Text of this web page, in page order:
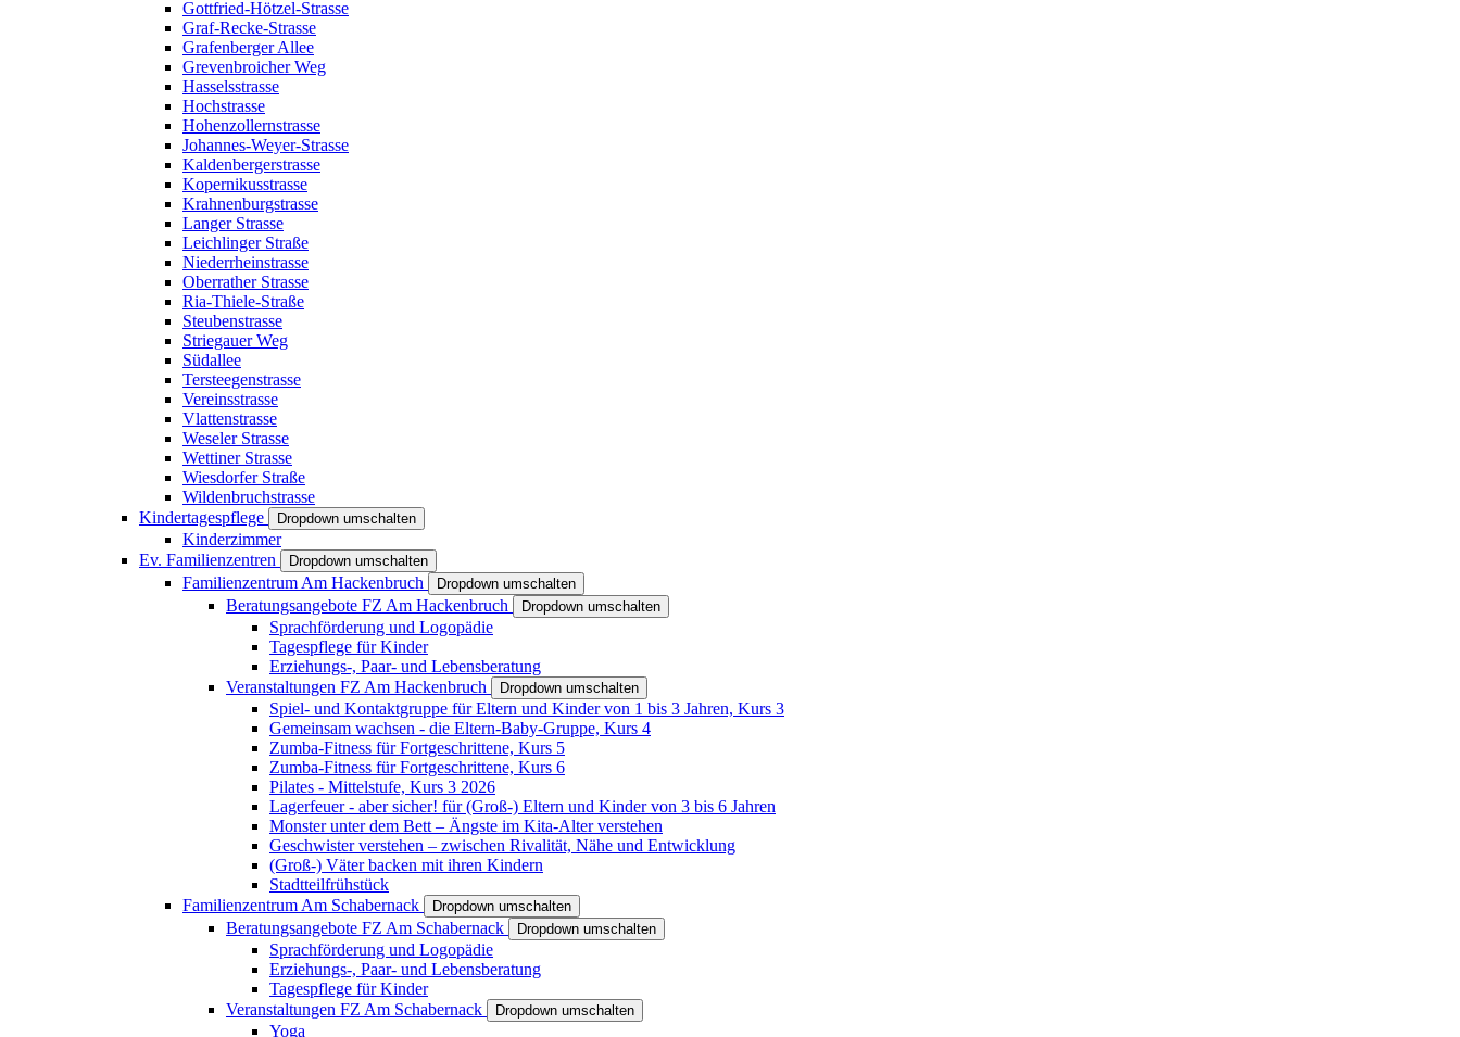
Gottfried-Hötzel-Strasse
Graf-Recke-Strasse
Grafenberger Allee
Grevenbroicher Weg
Hasselsstrasse
Hochstrasse
Hohenzollernstrasse
Johannes-Weyer-Strasse
Kaldenbergerstrasse
Kopernikusstrasse
Krahnenburgstrasse
Langer Strasse
Leichlinger Straße
Niederrheinstrasse
Oberrather Strasse
Ria-Thiele-Straße
Steubenstrasse
Striegauer Weg
Südallee
Tersteegenstrasse
Vereinsstrasse
Vlattenstrasse
Weseler Strasse
Wettiner Strasse
Wiesdorfer Straße
Wildenbruchstrasse
Kindertagespflege
Dropdown umschalten
Kinderzimmer
Ev. Familienzentren
Dropdown umschalten
Familienzentrum Am Hackenbruch Dropdown umschalten
Beratungsangebote FZ Am Hackenbruch Dropdown umschalten
Sprachförderung und Logopädie
Tagespflege für Kinder
Erziehungs-, Paar- und Lebensberatung
Veranstaltungen FZ Am Hackenbruch
Dropdown umschalten
Spiel- und Kontaktgruppe für Eltern und Kinder von 1 bis 3 Jahren, Kurs 3
Gemeinsam wachsen - die Eltern-Baby-Gruppe, Kurs 4
Zumba-Fitness für Fortgeschrittene, Kurs 5
Zumba-Fitness für Fortgeschrittene, Kurs 6
Pilates - Mittelstufe, Kurs 3 2026
Lagerfeuer - aber sicher! für (Groß-) Eltern und Kinder von 3 bis 6 Jahren
Monster unter dem Bett – Ängste im Kita-Alter verstehen
Geschwister verstehen – zwischen Rivalität, Nähe und Entwicklung
(Groß-) Väter backen mit ihren Kindern
Stadtteilfrühstück
Familienzentrum Am Schabernack
Dropdown umschalten
Beratungsangebote FZ Am Schabernack Dropdown umschalten
Sprachförderung und Logopädie
Erziehungs-, Paar- und Lebensberatung
Tagespflege für Kinder
Veranstaltungen FZ Am Schabernack
Dropdown umschalten
Yoga